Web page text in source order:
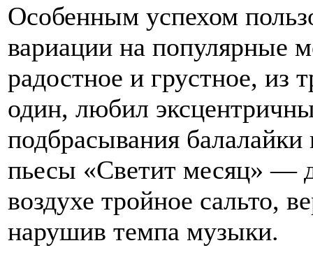
Особенным успехом
вариации на популярные
радостное и грустное, из
один, любил
подбрасывания
пьесы «Светит месяц» —
воздухе тройное сальто,
нарушив темпа музыки.